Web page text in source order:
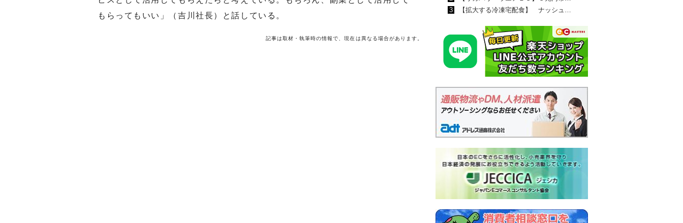
もらってもいい」（吉川社長）と話している。
記事は取材・執筆時の情報で、現在は異なる場合があります。
3
【拡大する冷凍宅配食】 ナッシュ…